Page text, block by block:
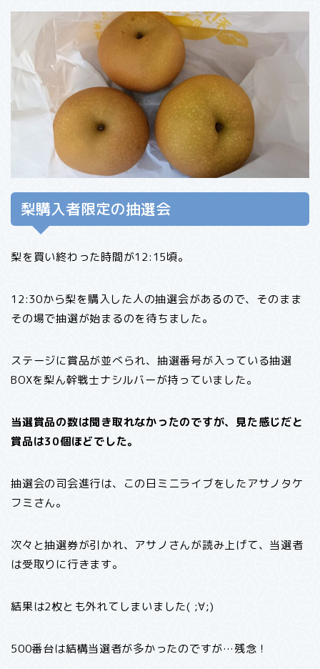
梨購入者限定の抽選会
梨を買い終わった時間が12:15頃。
12:30から梨を購入した人の抽選会があるので、そのまま
その場で抽選が始まるのを待ちました。
ステージに賞品が並べられ、抽選番号が入っている抽選
BOXを梨ん幹戦士ナシルバーが持っていました。
当選賞品の数は聞き取れなかったのですが、見た感じだと
賞品は30個ほどでした。
抽選会の司会進行は、この日ミニライブをしたアサノタケ
フミさん。
次々と抽選券が引かれ、アサノさんが読み上げて、当選者
は受取りに行きます。
結果は2枚とも外れてしまいました( ;∀;)
500番台は結構当選者が多かったのですが…残念！